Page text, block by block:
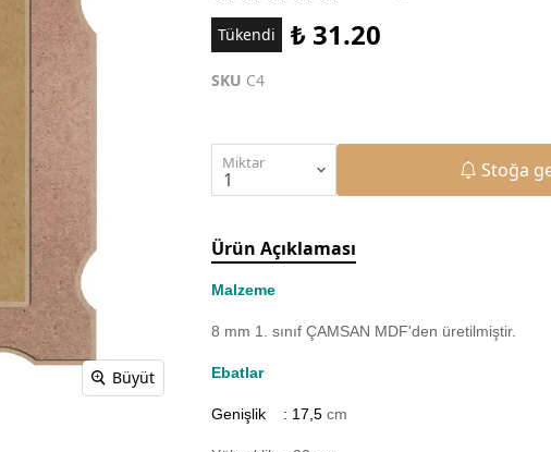
Büyüt
Tükendi ₺ 31.20
SKU C4
Miktar Stoğa
Ürün Açıklaması
Malzeme
8 mm 1. sınıf ÇAMSAN MDF'den üretilmiştir.
Ebatlar
Genişlik : 17,5cm